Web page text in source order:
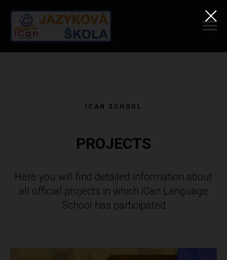
ICAN SCHOOL
PROJECTS
Here you will find detailed information about
all official projects in which iCan Language
School has participated